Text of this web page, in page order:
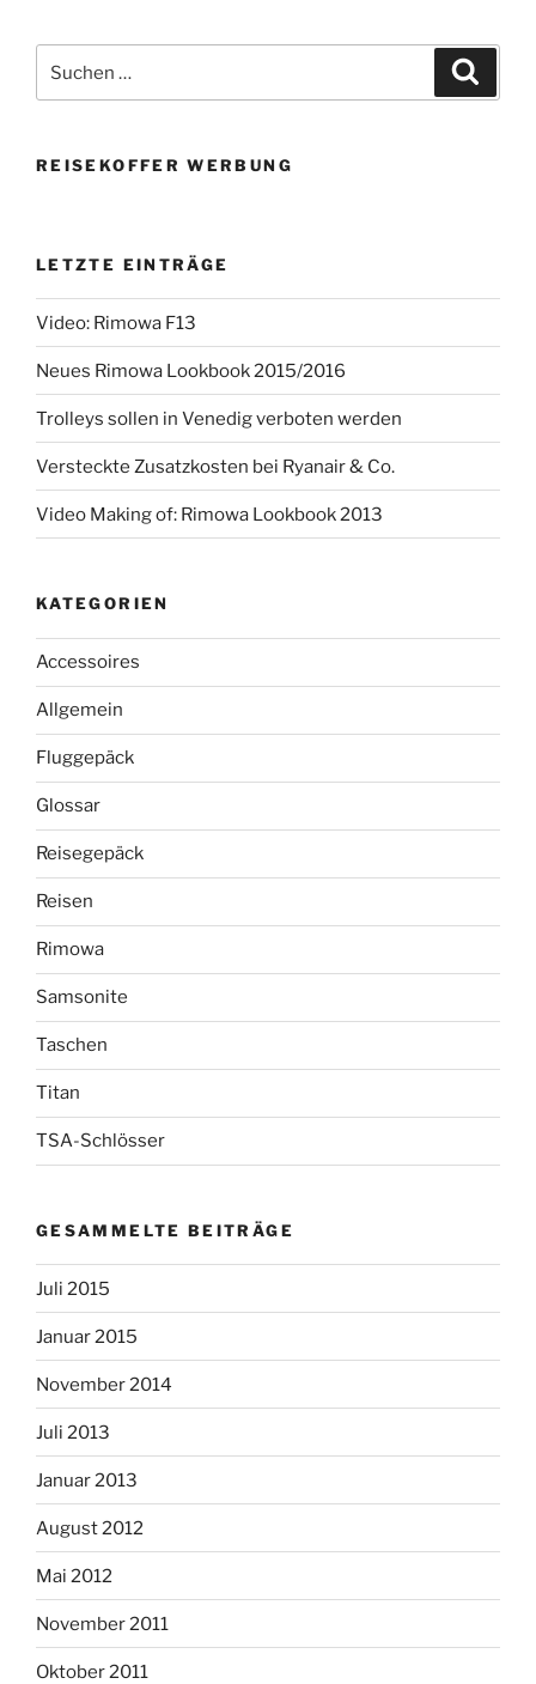
nach:
REISEKOFFER WERBUNG
LETZTE EINTRÄGE
Video: Rimowa F13
Neues Rimowa Lookbook 2015/2016
Trolleys sollen in Venedig verboten werden
Versteckte Zusatzkosten bei Ryanair & Co.
Video Making of: Rimowa Lookbook 2013
KATEGORIEN
Accessoires
Allgemein
Fluggepäck
Glossar
Reisegepäck
Reisen
Rimowa
Samsonite
Taschen
Titan
TSA-Schlösser
GESAMMELTE BEITRÄGE
Juli 2015
Januar 2015
November 2014
Juli 2013
Januar 2013
August 2012
Mai 2012
November 2011
Oktober 2011